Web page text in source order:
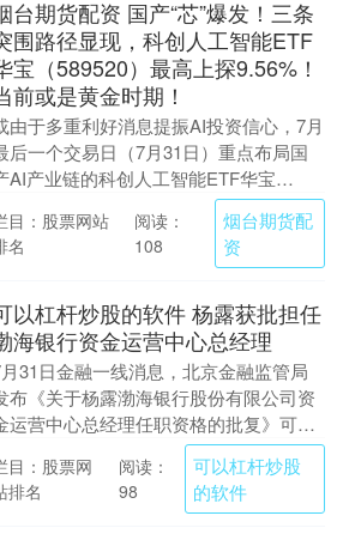
台期货配资 国产“芯”爆发！三条
围路径显现，科创人工智能ETF
宝（589520）最高上探9.56%！
前或是黄金时期！
由于多重利好消息提振AI投资信心，7月
后一个交易日（7月31日）重点布局国
AI产业链的科创人工智能ETF华宝
（589520）场内涨幅最高上探9.56%烟
....
目：股票网站
名
阅读：
108
烟台期货配
资
以杠杆炒股的软件 杨露获批担任
海银行资金运营中心总经理
31日金融一线消息，北京金融监管局
布《关于杨露渤海银行股份有限公司资
运营中心总经理任职资格的批复》可以
杠杆炒股的软件，核准杨露渤海银行股份
限公司资金运....
目：股票网
排名
阅读：
98
可以杠杆炒股
的软件